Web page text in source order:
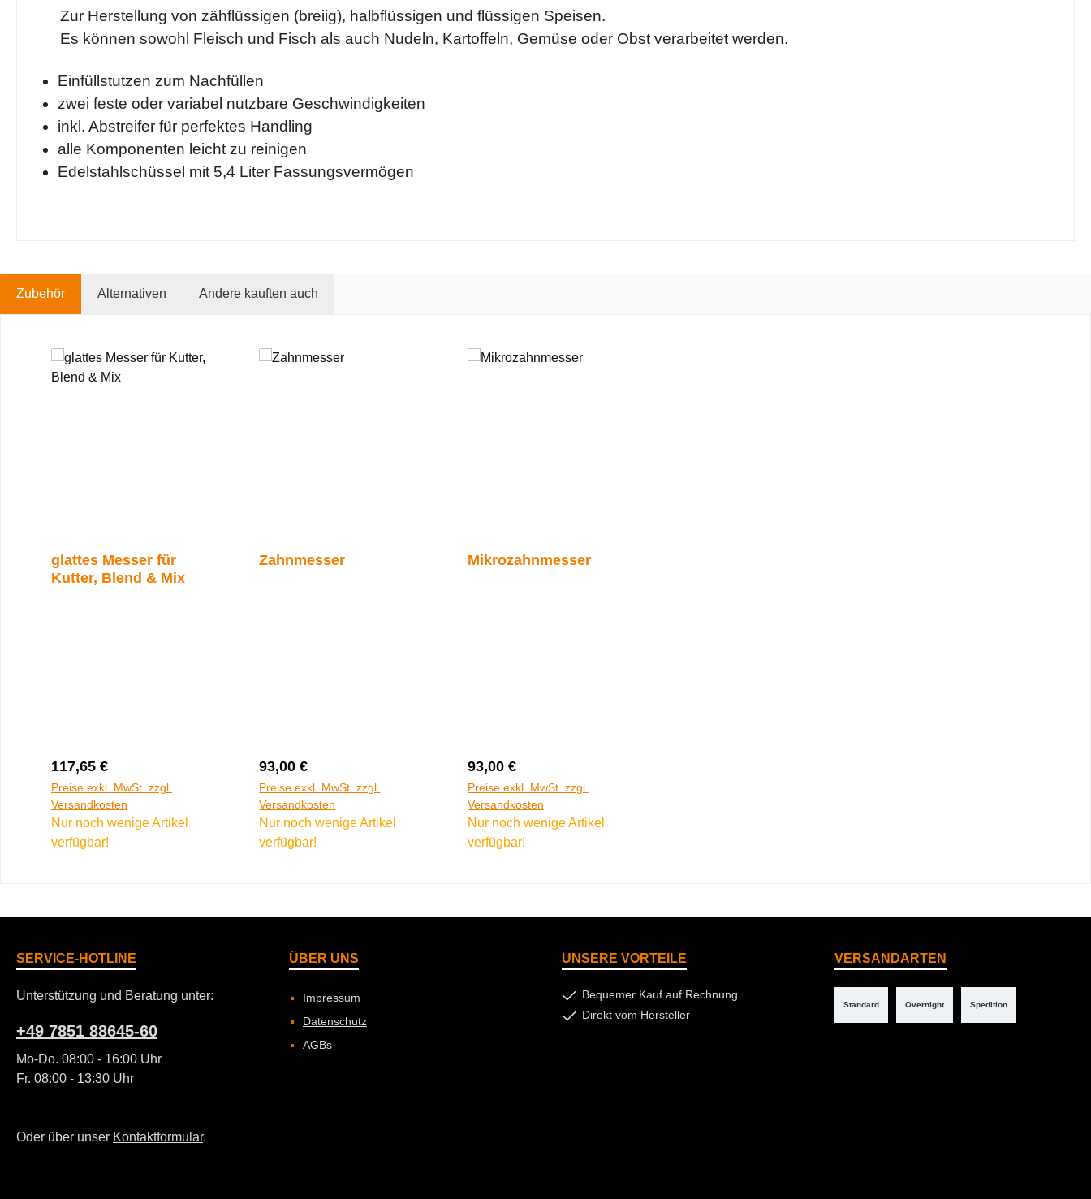
Zur Herstellung von zähflüssigen (breiig), halbflüssigen und flüssigen Speisen.
Es können sowohl Fleisch und Fisch als auch Nudeln, Kartoffeln, Gemüse oder Obst verarbeitet werden.
Einfüllstutzen zum Nachfüllen
zwei feste oder variabel nutzbare Geschwindigkeiten
inkl. Abstreifer für perfektes Handling
alle Komponenten leicht zu reinigen
Edelstahlschüssel mit 5,4 Liter Fassungsvermögen
Zubehör Alternativen Andere kauften auch
glattes Messer für
Kutter, Blend & Mix
Regulärer Preis:
117,65 €
Preise exkl. MwSt. zzgl.
Versandkosten
Nur noch wenige Artikel
verfügbar!
Zahnmesser
Regulärer Preis:
93,00 €
Preise exkl. MwSt. zzgl.
Versandkosten
Nur noch wenige Artikel
verfügbar!
Mikrozahnmesser
Regulärer Preis:
93,00 €
Preise exkl. MwSt. zzgl.
Versandkosten
Nur noch wenige Artikel
verfügbar!
SERVICE-HOTLINE
Unterstützung und Beratung unter:
+49 7851 88645-60
Mo-Do. 08:00 - 16:00 Uhr
Fr. 08:00 - 13:30 Uhr
Oder über unser Kontaktformular.
ÜBER UNS
Impressum
Datenschutz
AGBs
UNSERE VORTEILE
Bequemer Kauf auf Rechnung
Direkt vom Hersteller
VERSANDARTEN
Standard Overnight Spedition